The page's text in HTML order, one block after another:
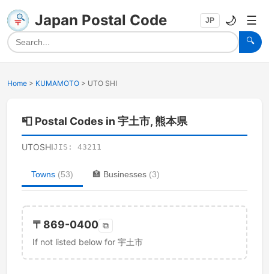
Japan Postal Code
🔍
JP 🌙 ☰
Home > KUMAMOTO > UTO SHI
📮 Postal Codes in 宇土市, 熊本県
UTOSHIJIS: 43211
Towns (53) 🏣 Businesses (3)
〒 869-0400 ⧉
If not listed below for 宇土市